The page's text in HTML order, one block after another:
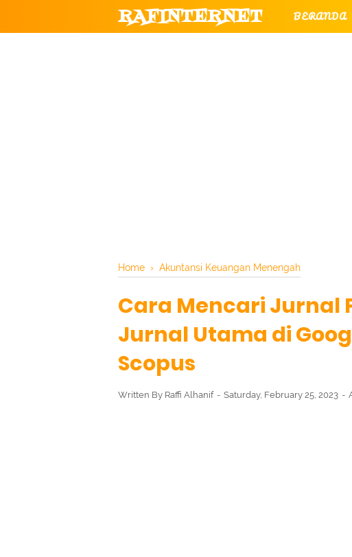
RAFINTERNET BERANDA
Home › Akuntansi Keuangan Menengah
Cara Mencari Jurnal
Jurnal Utama di
Scopus
Written By Raffi Alhanif Saturday, February 25, 2023